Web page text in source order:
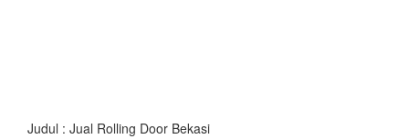
Judul : Jual Rolling Door Bekasi